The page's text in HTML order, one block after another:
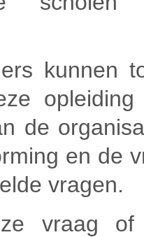
kunnen
de
en de
vragen.
vraag of